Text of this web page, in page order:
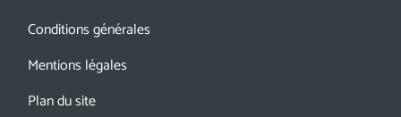
Conditions générales
Mentions légales
Plan du site